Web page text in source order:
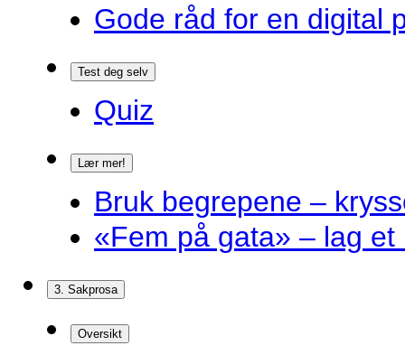
Gode råd for en digital
Test deg selv
Quiz
Lær mer!
Bruk begrepene –
«Fem på gata» – lag et
3. Sakprosa
Oversikt